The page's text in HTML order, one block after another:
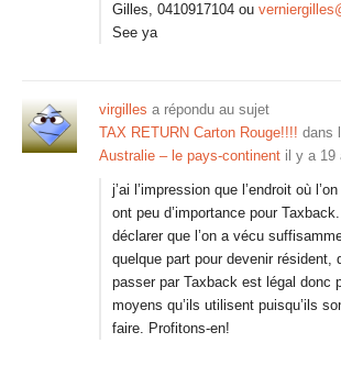
Gilles, 0410917104 ou
See ya
virgilles a répondu au sujet
TAX RETURN Carton Rouge!!!! dans
Australie – le pays-continent il y a 19
j’ai l’impression que l’endroit où
ont peu d’importance pour
déclarer que l’on a vécu
quelque part pour devenir résident,
passer par Taxback est légal donc
moyens qu’ils utilisent puisqu’ils
faire. Profitons-en!